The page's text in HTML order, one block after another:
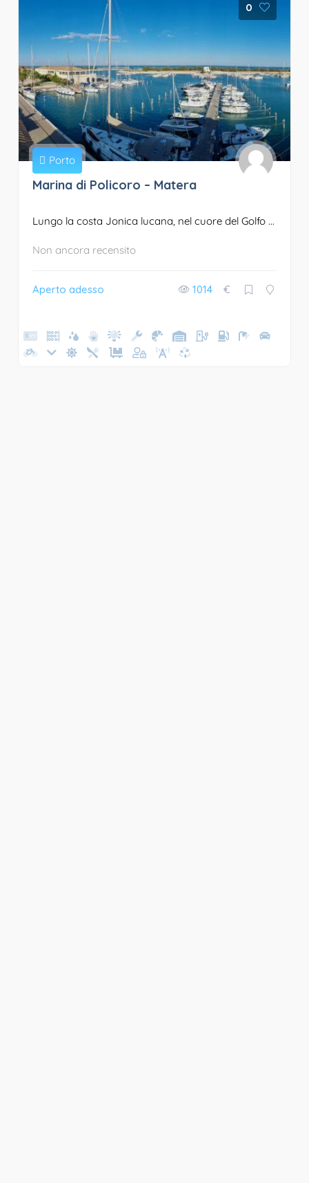
0
Porto
Marina di Policoro – Matera
Lungo la costa Jonica lucana, nel cuore del Golfo ...
Non ancora recensito
Aperto adesso 1014 €